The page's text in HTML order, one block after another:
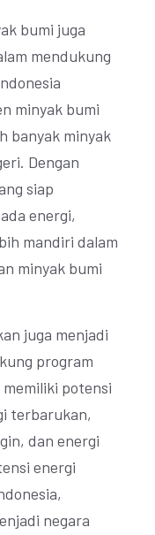
bumi juga
mendukung
minyak bumi
banyak minyak
Dengan
siap
energi,
mandiri dalam
minyak bumi
juga menjadi
program
potensi
terbarukan,
dan energi
energi
negara